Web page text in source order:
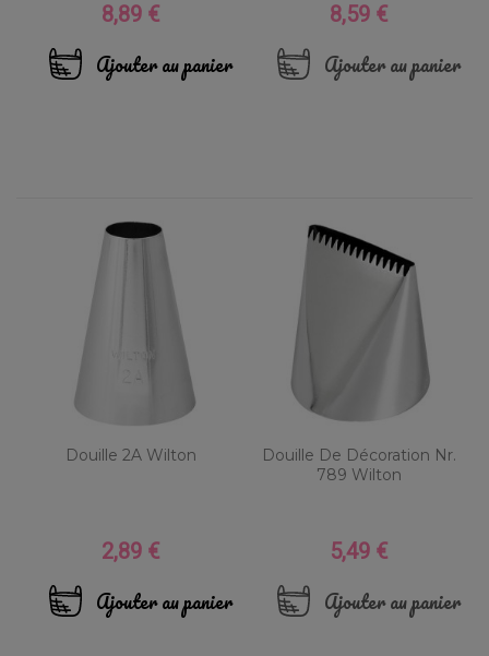
Prix
8,89 €
Ajouter au panier
Prix
8,59 €
Ajouter au panier
Douille 2A Wilton
Prix
2,89 €
Ajouter au panier
Douille De Décoration Nr.
789 Wilton
Prix
5,49 €
Ajouter au panier